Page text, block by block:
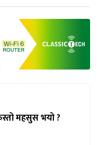
महसुस भयो ?